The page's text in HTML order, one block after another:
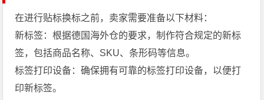
在进行贴标换标之前，卖家需要准备以下材料：
新标签：根据德国海外仓的要求，制作符合规定的新标
签，包括商品名称、SKU、条形码等信息。
标签打印设备：确保拥有可靠的标签打印设备，以便打
印新标签。